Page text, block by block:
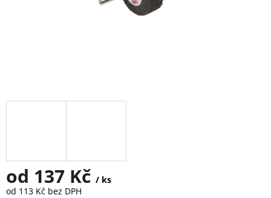
od 137 Kč / ks
od 113 Kč bez DPH